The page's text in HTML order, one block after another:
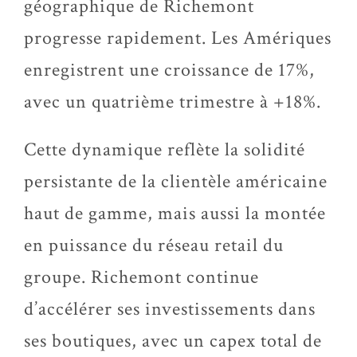
géographique de Richemont
progresse rapidement. Les Amériques
enregistrent une croissance de 17%,
avec un quatrième trimestre à +18%.
Cette dynamique reflète la solidité
persistante de la clientèle américaine
haut de gamme, mais aussi la montée
en puissance du réseau retail du
groupe. Richemont continue
d’accélérer ses investissements dans
ses boutiques, avec un capex total de